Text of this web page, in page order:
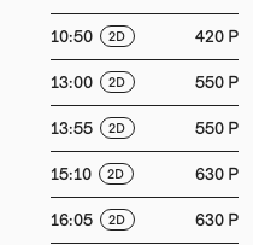
10:50 2D 420 P
13:00 2D 550 P
13:55 2D 550 P
15:10 2D 630 P
16:05 2D 630 P